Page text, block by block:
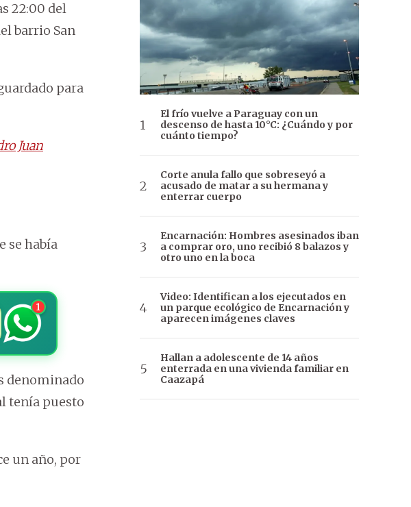
22:00 del
barrio San
para
Juan
se había
1
denominado
tenía puesto
un año, por
El frío vuelve a Paraguay con un
descenso de hasta 10°C: ¿Cuándo y por
cuánto tiempo?
Corte anula fallo que sobreseyó a
acusado de matar a su hermana y
enterrar cuerpo
Encarnación: Hombres asesinados iban
a comprar oro, uno recibió 8 balazos y
otro uno en la boca
Video: Identifican a los ejecutados en
un parque ecológico de Encarnación y
aparecen imágenes claves
Hallan a adolescente de 14 años
enterrada en una vivienda familiar en
Caazapá